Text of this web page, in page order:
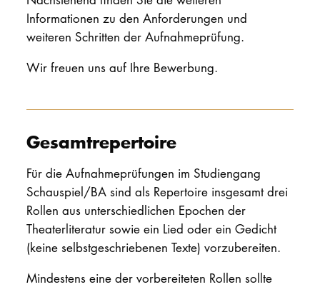
Informationen zu den Anforderungen und
weiteren Schritten der Aufnahmeprüfung.
Wir freuen uns auf Ihre Bewerbung.
Gesamtrepertoire
Für die Aufnahmeprüfungen im Studiengang
Schauspiel/BA sind als Repertoire insgesamt drei
Rollen aus unterschiedlichen Epochen der
Theaterliteratur sowie ein Lied oder ein Gedicht
(keine selbstgeschriebenen Texte) vorzubereiten.
Mindestens eine der vorbereiteten Rollen sollte